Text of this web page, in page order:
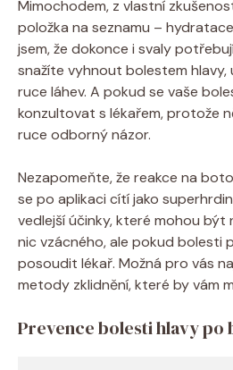
Mimochodem, z vlastní
položka na seznamu –
jsem, že dokonce i svaly
snažíte vyhnout bolestem hlavy,
ruce láhev. A pokud se vaše
konzultovat s lékařem, protože
ruce odborný názor.
Nezapomeňte, že reakce na
se po aplikaci cítí jako
vedlejší účinky, které mohou být
nic vzácného, ale pokud bolesti
posoudit lékař. Možná pro vás
metody zklidnění, které by vám
Prevence bolesti hlavy po